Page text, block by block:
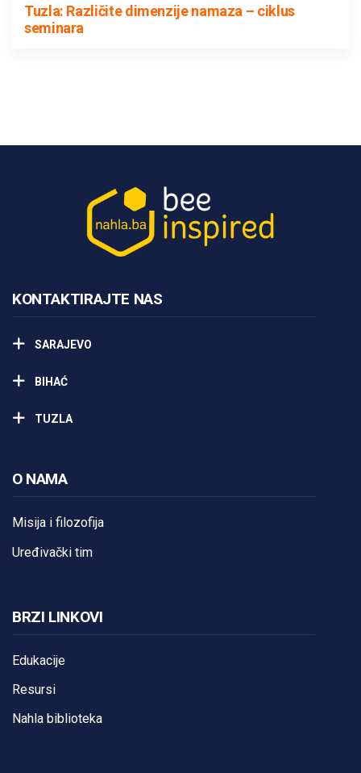
Tuzla: Različite dimenzije namaza – ciklus
seminara
KONTAKTIRAJTE NAS
SARAJEVO
BIHAĆ
TUZLA
O NAMA
Misija i filozofija
Uređivački tim
BRZI LINKOVI
Edukacije
Resursi
Nahla biblioteka